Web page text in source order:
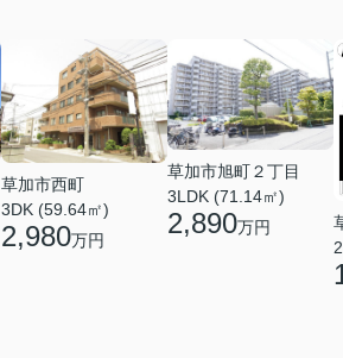
草加市西町
3DK (59.64㎡)
2,980万円
草加市旭町２丁目
3LDK (71.14㎡)
2,890万円